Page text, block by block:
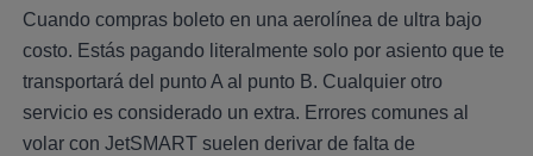
Cuando compras boleto en una aerolínea de ultra bajo
costo. Estás pagando literalmente solo por asiento que te
transportará del punto A al punto B. Cualquier otro
servicio es considerado un extra. Errores comunes al
volar con JetSMART suelen derivar de falta de